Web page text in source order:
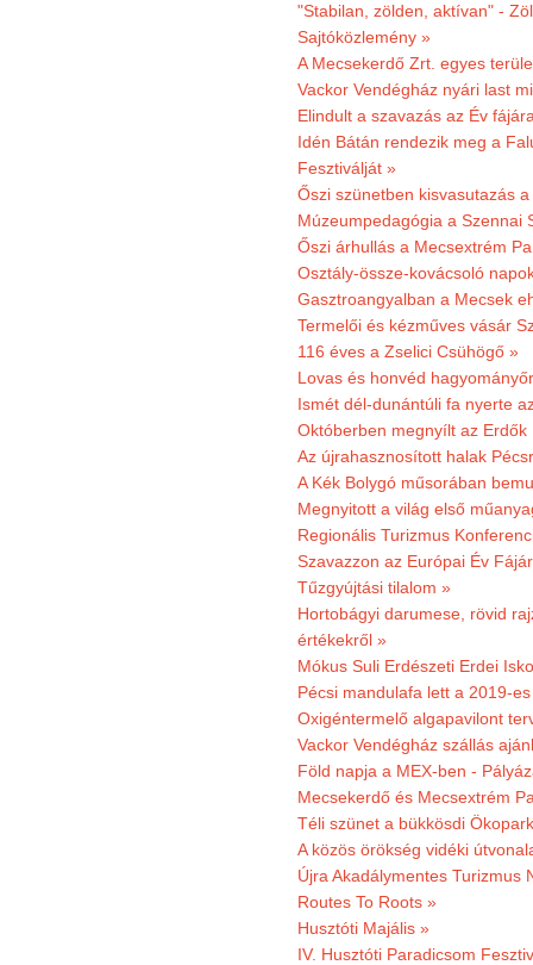
"Stabilan, zölden, aktívan" -
Sajtóközlemény »
A Mecsekerdő Zrt. egyes
Vackor Vendégház nyári last
Elindult a szavazás az Év
Idén Bátán rendezik meg a
Fesztiválját »
Őszi szünetben kisvasutazás
Múzeumpedagógia a Szennai
Őszi árhullás a Mecsextrém
Osztály-össze-kovácsoló
Gasztroangyalban a Mecsek
Termelői és kézműves vásár
116 éves a Zselici Csühögő »
Lovas és honvéd
Ismét dél-dunántúli fa nyerte
Októberben megnyílt az
Az újrahasznosított halak
A Kék Bolygó műsorában
Megnyitott a világ első
Regionális Turizmus
Szavazzon az Európai Év
Tűzgyújtási tilalom »
Hortobágyi darumese, rövid
értékekről »
Mókus Suli Erdészeti Erdei
Pécsi mandulafa lett a 2019-
Oxigéntermelő algapavilont
Vackor Vendégház szállás
Föld napja a MEX-ben -
Mecsekerdő és Mecsextrém
Téli szünet a bükkösdi
A közös örökség vidéki
Újra Akadálymentes Turizmus
Routes To Roots »
Husztóti Majális »
IV. Husztóti Paradicsom